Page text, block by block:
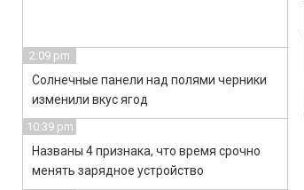
2:09 pm
Солнечные панели над полями черники
изменили вкус ягод
10:39 pm
Названы 4 признака, что время срочно
менять зарядное устройство